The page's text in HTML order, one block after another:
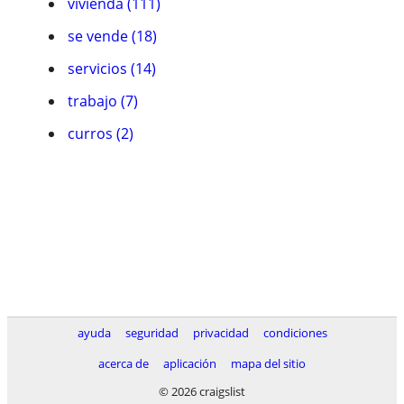
se vende (18)
servicios (14)
trabajo (7)
curros (2)
ayuda seguridad privacidad
condiciones
acerca de
aplicación
mapa del sitio
© 2026 craigslist